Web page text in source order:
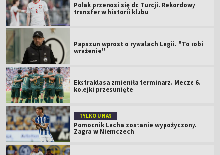
Polak przenosi się do Turcji. Rekordowy
transfer w historii klubu
Papszun wprost o rywalach Legii. "To robi
wrażenie"
Ekstraklasa zmieniła terminarz. Mecze 6.
kolejki przesunięte
TYLKO U NAS
Pomocnik Lecha zostanie wypożyczony.
Zagra w Niemczech